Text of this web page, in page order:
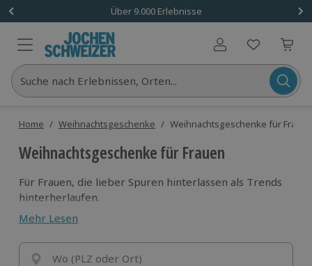
Über 9.000 Erlebnisse
Benutzerkonto
Suche nach Erlebnissen, Orten...
Home / Weihnachtsgeschenke / Weihnachtsgeschenke für Frauen
Weihnachtsgeschenke für Frauen
Für Frauen, die lieber Spuren hinterlassen als Trends
hinterherlaufen.
Hier zählt kein Filter, sondern echtes Strahlen – von
innen und außen.
Schenk ihr ein Erlebnis, das zeigt, wie sich Freiheit
anfühlt – stark, echt und grenzenlos.
Mehr Lesen
Wo (PLZ oder Ort)